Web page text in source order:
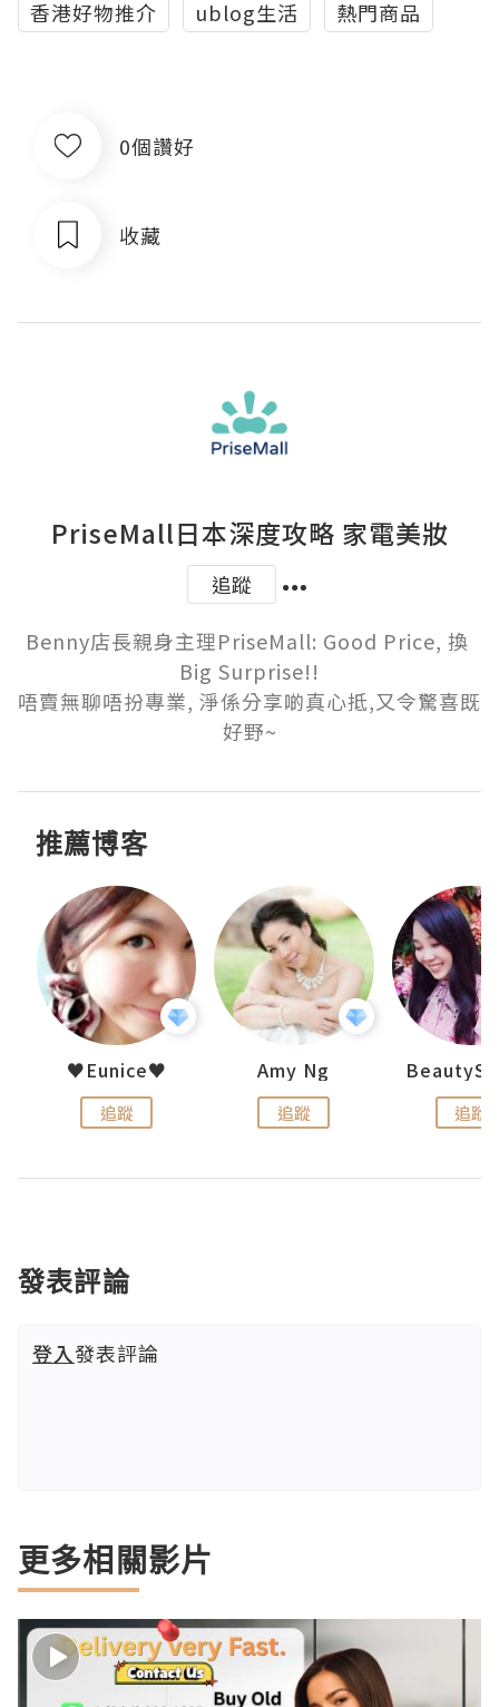
香港好物推介 ublog生活 熱門商品
0個讚好
收藏
PriseMall日本深度攻略 家電美妝
追蹤
Benny店長親身主理PriseMall: Good Price, 換
Big Surprise!!
唔賣無聊唔扮專業, 淨係分享啲真心抵,又令驚喜既
好野~
推薦博客
♥Eunice♥
追蹤
Amy Ng
追蹤 追蹤
發表評論
登入發表評論
更多相關影片